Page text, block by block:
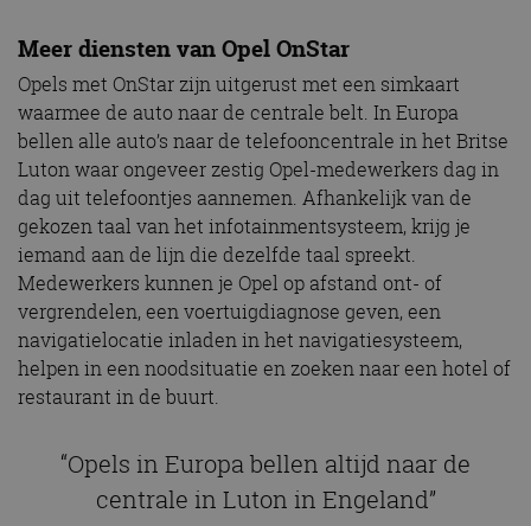
Meer diensten van Opel OnStar
Opels met OnStar zijn uitgerust met een simkaart
waarmee de auto naar de centrale belt. In Europa
bellen alle auto’s naar de telefooncentrale in het Britse
Luton waar ongeveer zestig Opel-medewerkers dag in
dag uit telefoontjes aannemen. Afhankelijk van de
gekozen taal van het infotainmentsysteem, krijg je
iemand aan de lijn die dezelfde taal spreekt.
Medewerkers kunnen je Opel op afstand ont- of
vergrendelen, een voertuigdiagnose geven, een
navigatielocatie inladen in het navigatiesysteem,
helpen in een noodsituatie en zoeken naar een hotel of
restaurant in de buurt.
“Opels in Europa bellen altijd naar de
centrale in Luton in Engeland”